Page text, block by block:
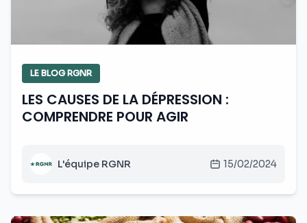
LE BLOG RGNR
LES CAUSES DE LA DÉPRESSION :
COMPRENDRE POUR AGIR
L'équipe RGNR 15/02/2024